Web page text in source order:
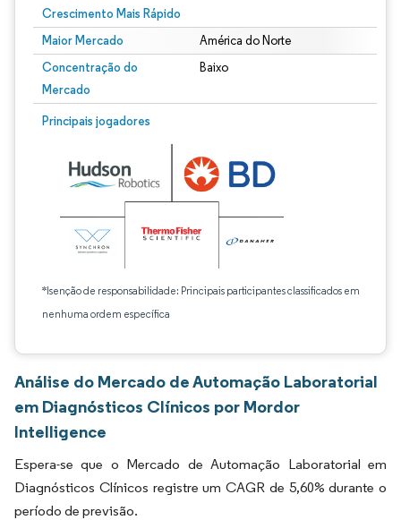
Crescimento Mais Rápido
Maior Mercado América do Norte
Concentração do
Mercado
Baixo
Principais jogadores
*Isenção de responsabilidade: Principais participantes classificados em
nenhuma ordem específica
Análise do Mercado de Automação Laboratorial
em Diagnósticos Clínicos por Mordor
Intelligence
Espera-se que o Mercado de Automação Laboratorial em
Diagnósticos Clínicos registre um CAGR de 5,60% durante o
período de previsão.